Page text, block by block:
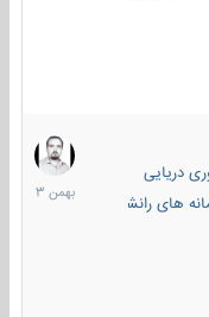
دریایی
های رانشی دریایی
6
بهمن
1403